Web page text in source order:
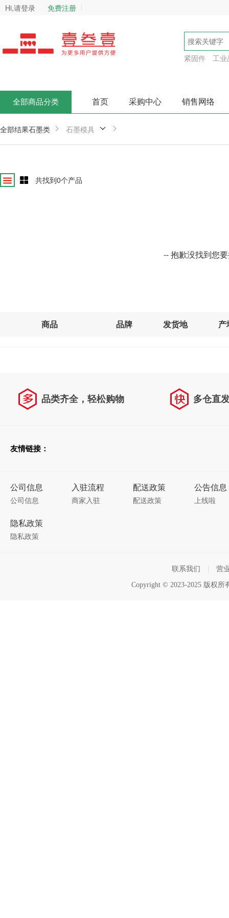
Hi,请登录 免费注册
紧固件 工业
全部商品分类 首页 采购中心 销售网络
全部结果石墨类 石墨模具
共找到0个产品
-- 抱歉没找到您
商品 品牌 发货地 产
品类齐全，轻松购物 多仓直
友情链接：
公司信息
公司信息
入驻流程
商家入驻
配送政策
配送政策
公告信息
上线啦
隐私政策
隐私政策
联系我们 营
Copyright © 2023-2025 版权所